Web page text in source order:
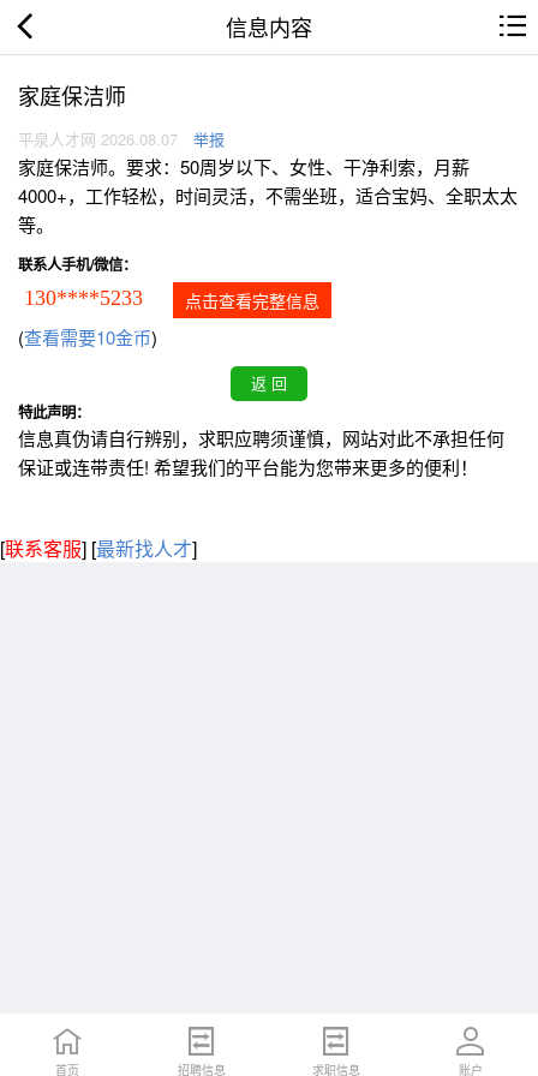
信息内容
家庭保洁师
平泉人才网 2026.08.07 举报
家庭保洁师。要求：50周岁以下、女性、干净利索，月薪
4000+，工作轻松，时间灵活，不需坐班，适合宝妈、全职太太
等。
联系人手机/微信：
130****5233 点击查看完整信息
(查看需要10金币)
特此声明：
信息真伪请自行辨别，求职应聘须谨慎，网站对此不承担任何
保证或连带责任! 希望我们的平台能为您带来更多的便利！
[联系客服] [最新找人才]
首页 招聘信息 求职信息 账户